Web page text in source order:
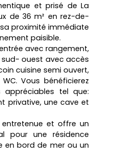
et prisé de La
de 36 m² en rez-de-
proximité immédiate
paisible.
avec rangement,
sud- ouest avec accès
cuisine semi ouvert,
Vous bénéficierez
tel que:
privative, une cave et
et offre un
pour une résidence
en bord de mer ou un